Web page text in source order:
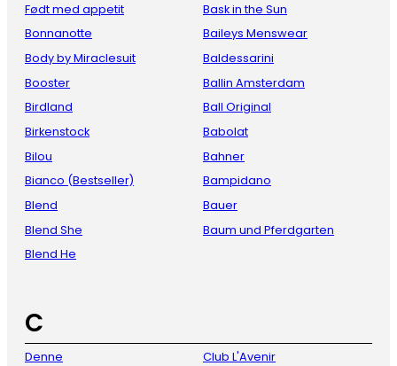
Født med appetit
Bonnanotte
Body by Miraclesuit
Booster
Birdland
Birkenstock
Bilou
Bianco (Bestseller)
Blend
Blend She
Blend He
Bask in the Sun
Baileys Menswear
Baldessarini
Ballin Amsterdam
Ball Original
Babolat
Bahner
Bampidano
Bauer
Baum und Pferdgarten
C
Denne
Club L'Avenir